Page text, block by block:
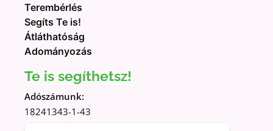
Terembérlés
Segíts Te is!
Átláthatóság
Adományozás
Te is segíthetsz!
Adószámunk:
18241343-1-43